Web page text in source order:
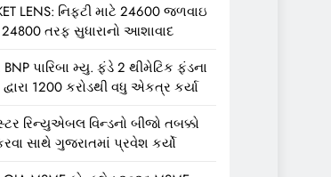
LENS: નિફ્ટી માટે 24600 જળવાઇ
તરફ સુધારાનો આશાવાદ
BNP પારિબા મ્યુ. ફંડે 2 થીમેટિક ફંડના
1200 કરોડથી વધુ એકત્ર કર્યા
રિન્યુએબલ વિન્ડનો બીજો તબક્કો
સાથે ગુજરાતમાં પ્રવેશ કર્યો